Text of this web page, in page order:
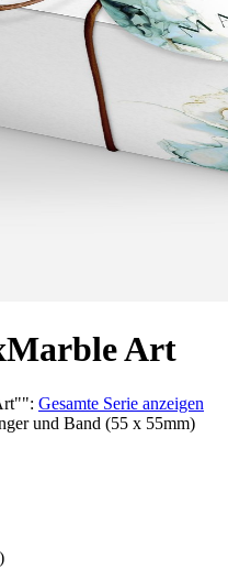
Marble Art
": Gesamte Serie anzeigen
und Band (55 x 55mm)